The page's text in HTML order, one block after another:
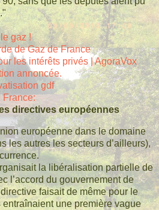
gaz !
de Gaz de France
les intérêts privés | AgoraVox
annoncée.
gdf
France:
directives européennes
européenne dans le domaine
les autres les secteurs d’ailleurs),
la libéralisation partielle de
l’accord du gouvernement de
faisait de même pour le
une première vague